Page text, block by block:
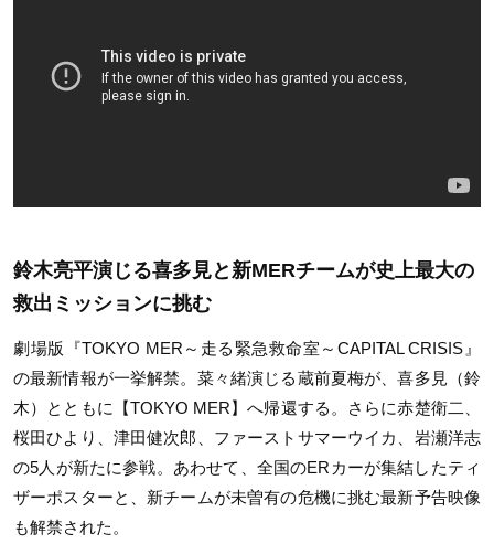
鈴木亮平演じる喜多見と新MERチームが史上最大の
救出ミッションに挑む
劇場版『TOKYO MER～走る緊急救命室～CAPITAL CRISIS』
の最新情報が一挙解禁。菜々緒演じる蔵前夏梅が、喜多見（鈴
木）とともに【TOKYO MER】へ帰還する。さらに赤楚衛二、
桜田ひより、津田健次郎、ファーストサマーウイカ、岩瀬洋志
の5人が新たに参戦。あわせて、全国のERカーが集結したティ
ザーポスターと、新チームが未曽有の危機に挑む最新予告映像
も解禁された。